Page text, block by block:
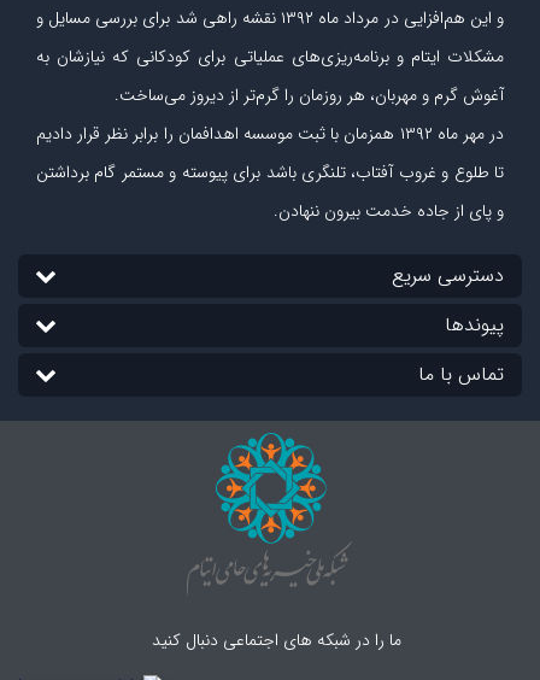
و این هم‌افزایی در مرداد ماه ۱۳۹۲ نقشه راهی شد برای بررسی مسایل و
مشکلات ایتام و برنامه‌ریزی‏‌های عملیاتی برای کودکانی که نیازشان به
آغوش گرم و مهربان، هر روزمان را گرم‌تر از دیروز می‏‌ساخت.
در مهر ماه ۱۳۹۲ همزمان با ثبت موسسه اهدافمان را برابر نظر قرار دادیم
تا طلوع و غروب آفتاب، تلنگری باشد برای پیوسته و مستمر گام برداشتن
و پای از جاده‏ خدمت بیرون ننهادن.
دسترسی سریع
پیوندها
تماس با ما
ما را در شبکه های اجتماعی دنبال کنید